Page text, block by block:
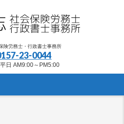
険労務士・行政書士事務所
23-0044
日 AM9:00～PM5:00